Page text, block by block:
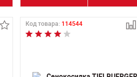
Код товара: 114544